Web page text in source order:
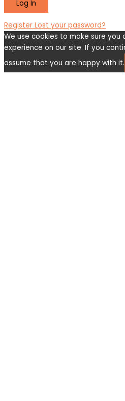
Register Lost your password?
We use cookies to make sure you
experience on our site. If you
assume that you are happy with it.